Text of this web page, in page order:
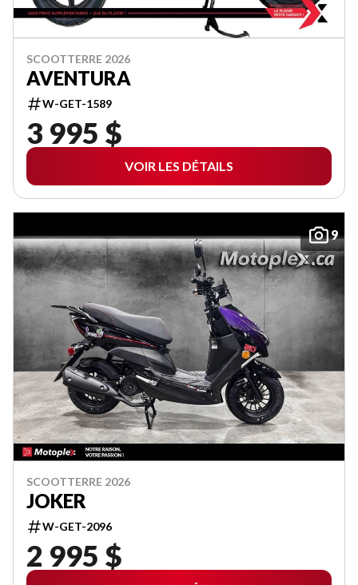
SCOOTTERRE 2026
AVENTURA
W-GET-1589
3 995 $
VOIR LES DÉTAILS
9
SCOOTTERRE 2026
JOKER
W-GET-2096
2 995 $